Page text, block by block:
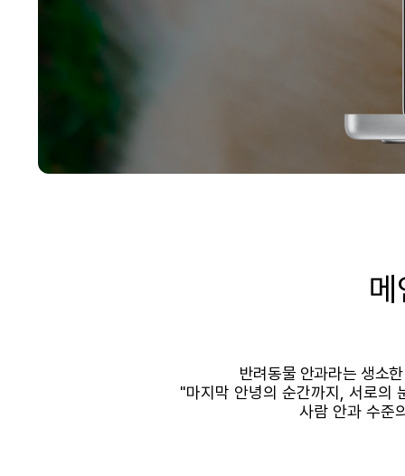
반려동물 안과라는 생소
"마지막 안녕의 순간까지, 서로의
사람 안과 수준